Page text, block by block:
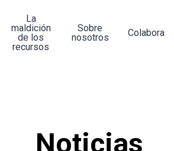
La
maldición
de los
recursos
Sobre
nosotros
Colabora
Noticias